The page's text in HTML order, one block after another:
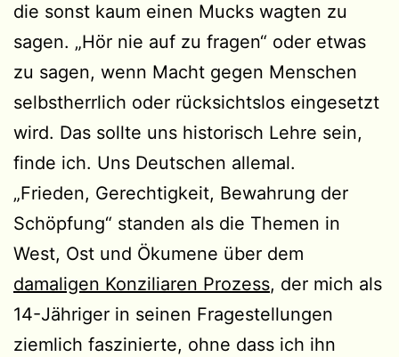
die sonst kaum einen Mucks wagten zu
sagen. „Hör nie auf zu fragen“ oder etwas
zu sagen, wenn Macht gegen Menschen
selbstherrlich oder rücksichtslos eingesetzt
wird. Das sollte uns historisch Lehre sein,
finde ich. Uns Deutschen allemal.
„Frieden, Gerechtigkeit, Bewahrung der
Schöpfung“ standen als die Themen in
West, Ost und Ökumene über dem
damaligen Konziliaren Prozess, der mich als
14-Jähriger in seinen Fragestellungen
ziemlich faszinierte, ohne dass ich ihn